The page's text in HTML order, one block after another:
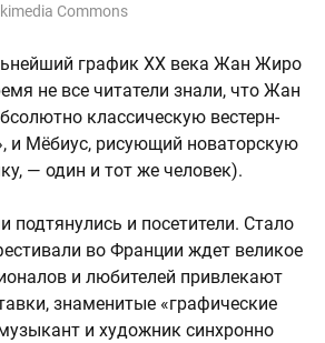
Commons
график ХХ века Жан Жиро
не все читатели знали, что Жан
классическую вестерн-
и Мёбиус, рисующий новаторскую
— один и тот же человек).
подтянулись и посетители. Стало
во Франции ждет великое
и любителей привлекают
знаменитые «графические
и художник синхронно